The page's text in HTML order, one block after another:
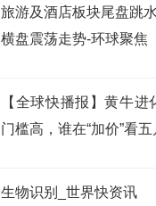
旅游及酒店板块尾盘跳
横盘震荡走势-环球聚焦
【全球快播报】黄牛
门槛高，谁在“加价”看五
生物识别_世界快资讯